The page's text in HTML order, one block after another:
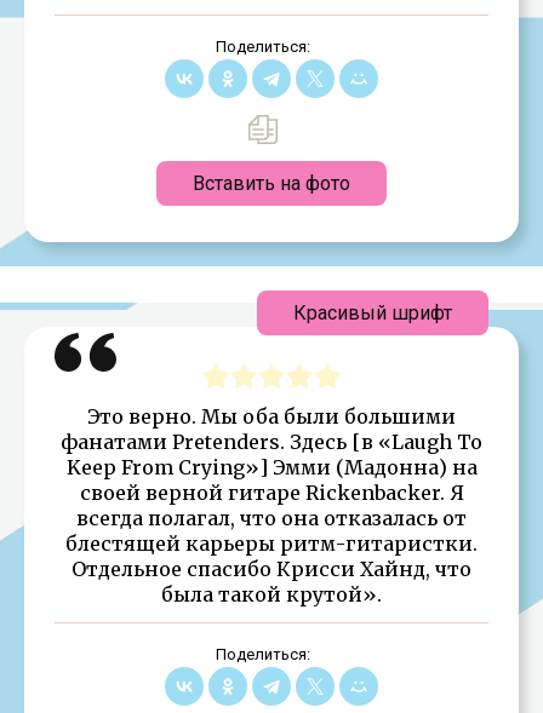
Поделиться:
Вставить на фото
Это верно. Мы оба были большими
фанатами Pretenders. Здесь [в «Laugh To
Keep From Crying»] Эмми (Мадонна) на
своей верной гитаре Rickenbacker. Я
всегда полагал, что она отказалась от
блестящей карьеры ритм-гитаристки.
Отдельное спасибо Крисси Хайнд, что
была такой крутой».
Поделиться:
Красивый шрифт